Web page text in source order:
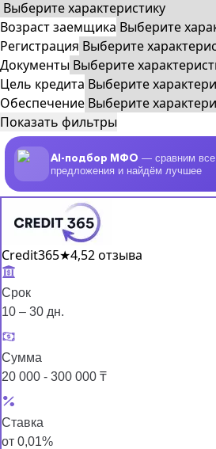
Возраст заемщика
Регистрация
Документы
Цель кредита
Обеспечение
Показать фильтры
AI-подбор МФО — сравним все
предложения и найдём лучшее
Credit365★4,52 отзыва
Срок
10 – 30 дн.
Сумма
20 000 - 300 000 ₸
Ставка
от 0,01%